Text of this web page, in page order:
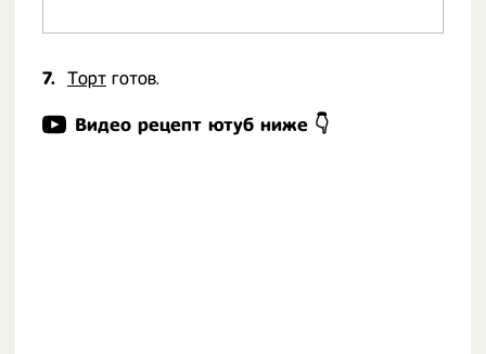
7. Торт готов.
Видео рецепт ютуб ниже 👇